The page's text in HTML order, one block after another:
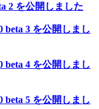
2 を公開しました
beta 3 を公開しまし
beta 4 を公開しまし
beta 5 を公開しまし